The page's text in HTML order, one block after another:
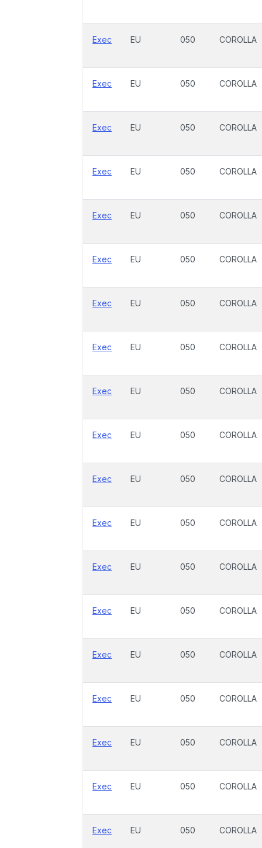
Exec EU 050 COROLLA
Exec EU 050 COROLLA
Exec EU 050 COROLLA
Exec EU 050 COROLLA
Exec EU 050 COROLLA
Exec EU 050 COROLLA
Exec EU 050 COROLLA
Exec EU 050 COROLLA
Exec EU 050 COROLLA
Exec EU 050 COROLLA
Exec EU 050 COROLLA
Exec EU 050 COROLLA
Exec EU 050 COROLLA
Exec EU 050 COROLLA
Exec EU 050 COROLLA
Exec EU 050 COROLLA
Exec EU 050 COROLLA
Exec EU 050 COROLLA
Exec EU 050 COROLLA